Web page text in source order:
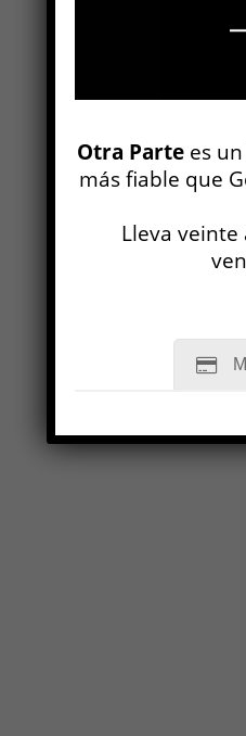
Otra Parte es
más fiable que
Lleva